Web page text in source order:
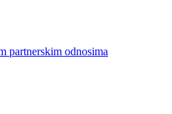
partnerskim odnosima